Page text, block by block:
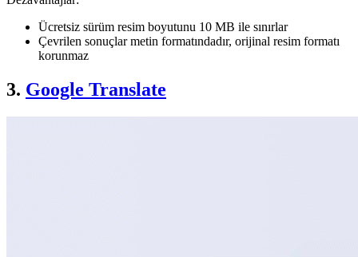
Ücretsiz sürüm resim boyutunu 10 MB ile sınırlar
Çevrilen sonuçlar metin formatındadır, orijinal resim formatı
korunmaz
3. Google Translate